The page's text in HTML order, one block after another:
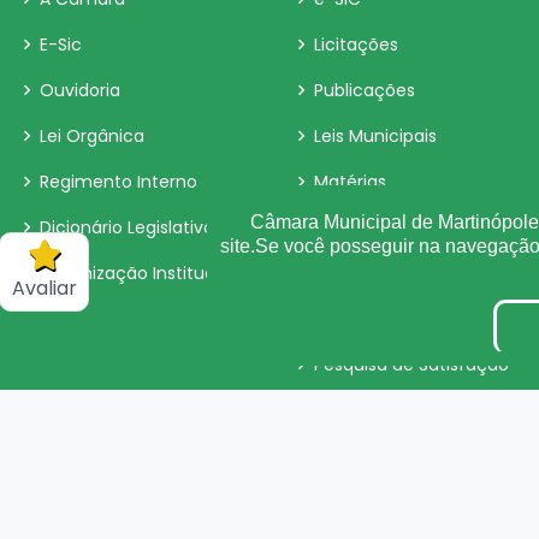
Avaliar
E-Sic
Ouvidoria
Lei Orgânica
Regimento Interno
Dicionário Legislativo
Organização Institucional
Licitações
Publicações
Leis Municipais
Matérias
Contracheque
Pesquisa de Satisfação
Câmara Municipal de
site.Se você posseguir na